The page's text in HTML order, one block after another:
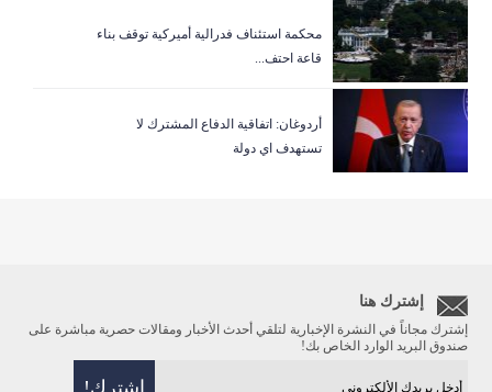
‏محكمة استئناف فدرالية أميركية توقف بناء
قاعة احتف...
أردوغان: اتفاقية الدفاع المشترك لا
تستهدف اي دولة
إشترك هنا
إشترك مجاناً في النشرة الإخبارية لتلقي أحدث الأخبار ومقالات حصرية مباشرة على
صندوق البريد الوارد الخاص بك!